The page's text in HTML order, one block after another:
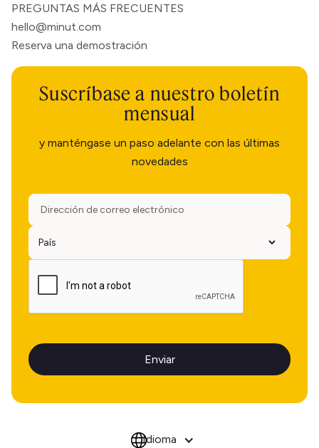
PREGUNTAS MÁS FRECUENTES
hello@minut.com
Reserva una demostración
Suscríbase a nuestro boletín
mensual
y manténgase un paso adelante con las últimas
novedades
Idioma